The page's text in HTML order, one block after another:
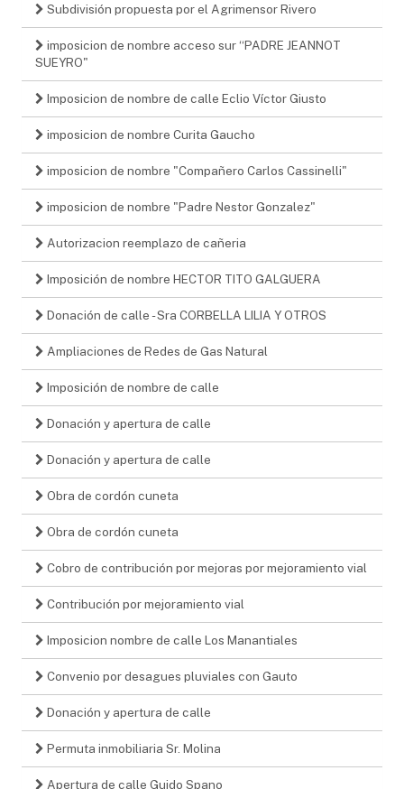
Subdivisión propuesta por el Agrimensor Rivero
imposicion de nombre acceso sur “PADRE JEANNOT
SUEYRO"
Imposicion de nombre de calle Eclio Víctor Giusto
imposicion de nombre Curita Gaucho
imposicion de nombre "Compañero Carlos Cassinelli"
imposicion de nombre "Padre Nestor Gonzalez"
Autorizacion reemplazo de cañeria
Imposición de nombre HECTOR TITO GALGUERA
Donación de calle - Sra CORBELLA LILIA Y OTROS
Ampliaciones de Redes de Gas Natural
Imposición de nombre de calle
Donación y apertura de calle
Donación y apertura de calle
Obra de cordón cuneta
Obra de cordón cuneta
Cobro de contribución por mejoras por mejoramiento vial
Contribución por mejoramiento vial
Imposicion nombre de calle Los Manantiales
Convenio por desagues pluviales con Gauto
Donación y apertura de calle
Permuta inmobiliaria Sr. Molina
Apertura de calle Guido Spano